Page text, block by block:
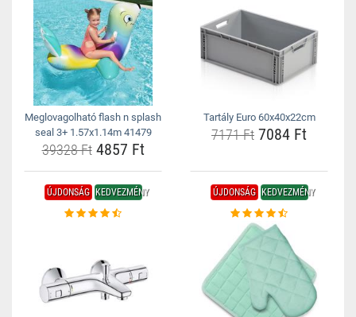
Meglovagolható flash n splash
seal 3+ 1.57x1.14m 41479
39328 Ft4857 Ft
Tartály Euro 60x40x22cm
7171 Ft 7084 Ft
ÚJDONSÁG KEDVEZMÉNY ÚJDONSÁG KEDVEZMÉNY